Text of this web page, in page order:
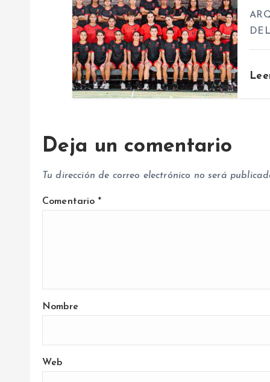
a
d
a
Deja un comentario
Tu dirección de correo electrónico no será
Comentario *
Nombre
Web